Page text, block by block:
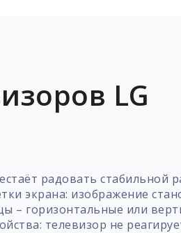
LG
радовать стабильной
экрана: изображение
– горизонтальные или
телевизор не